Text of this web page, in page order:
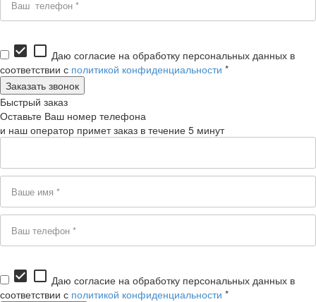
check_box check_box_outline_blank Даю согласие на обработку персональных данных в
соответствии с политикой конфиденциальности *
Быстрый заказ
Оставьте Ваш номер телефона
и наш оператор примет заказ в течение 5 минут
check_box check_box_outline_blank Даю согласие на обработку персональных данных в
соответствии с политикой конфиденциальности *